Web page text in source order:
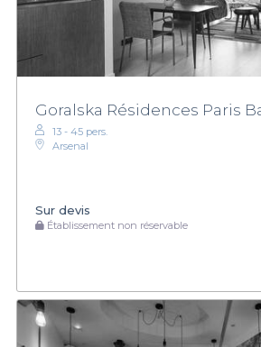
Goralska Résidences Paris
13 - 45 pers.
Arsenal
Sur devis
Établissement non réservable